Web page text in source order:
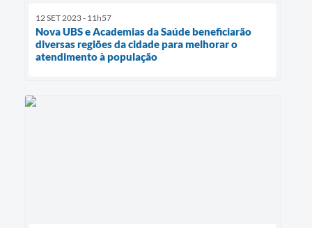
12 SET 2023 - 11h57
Nova UBS e Academias da Saúde beneficiarão
diversas regiões da cidade para melhorar o
atendimento à população